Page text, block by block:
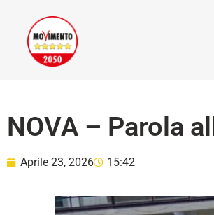
NOVA – Parola
Aprile 23, 2026 15:42